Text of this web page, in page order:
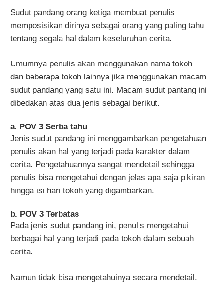
Sudut pandang orang ketiga membuat penulis
memposisikan dirinya sebagai orang yang paling tahu
tentang segala hal dalam keseluruhan cerita.
Umumnya penulis akan menggunakan nama tokoh
dan beberapa tokoh lainnya jika menggunakan macam
sudut pandang yang satu ini. Macam sudut pantang ini
dibedakan atas dua jenis sebagai berikut.
a. POV 3 Serba tahu
Jenis sudut pandang ini menggambarkan pengetahuan
penulis akan hal yang terjadi pada karakter dalam
cerita. Pengetahuannya sangat mendetail sehingga
penulis bisa mengetahui dengan jelas apa saja pikiran
hingga isi hari tokoh yang digambarkan.
b. POV 3 Terbatas
Pada jenis sudut pandang ini, penulis mengetahui
berbagai hal yang terjadi pada tokoh dalam sebuah
cerita.
Namun tidak bisa mengetahuinya secara mendetail.